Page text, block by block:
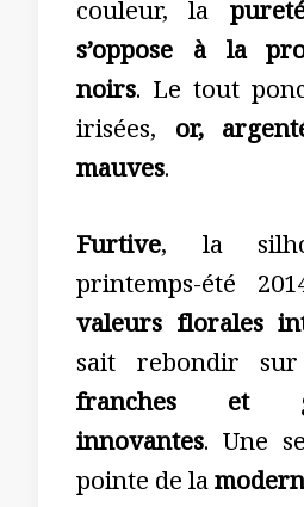
couleur, la
s’oppose à la
noirs. Le tout
irisées, or,
mauves.
Furtive, la
printemps-été
valeurs florales
sait rebondir
franches et
innovantes. Une
pointe de la